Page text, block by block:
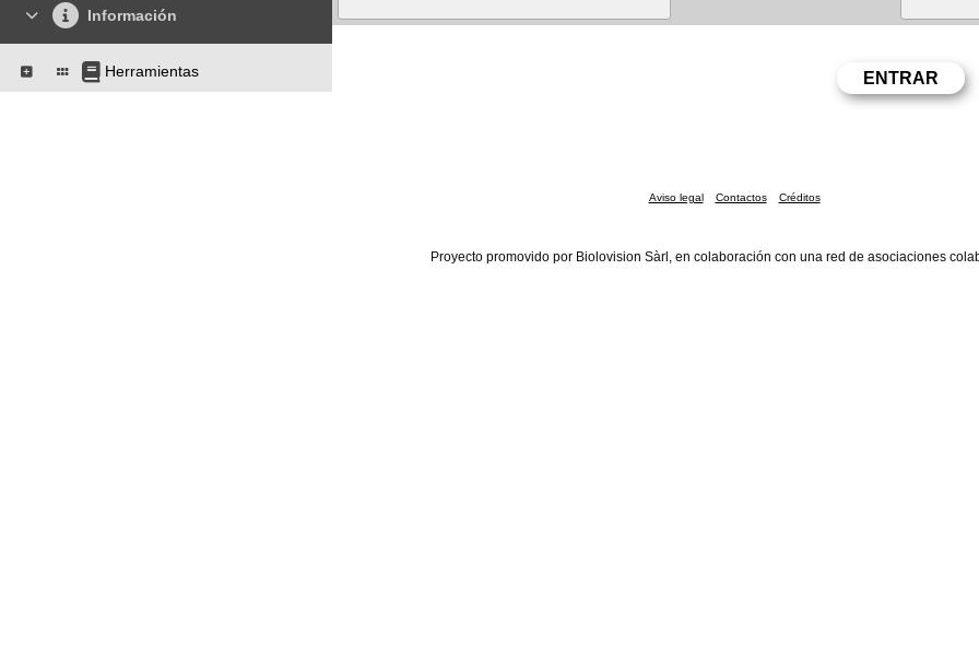
Información
Herramientas
Aviso legal Contactos Créditos
Proyecto promovido por Biolovision Sàrl, en colaboración con una red de asociaciones